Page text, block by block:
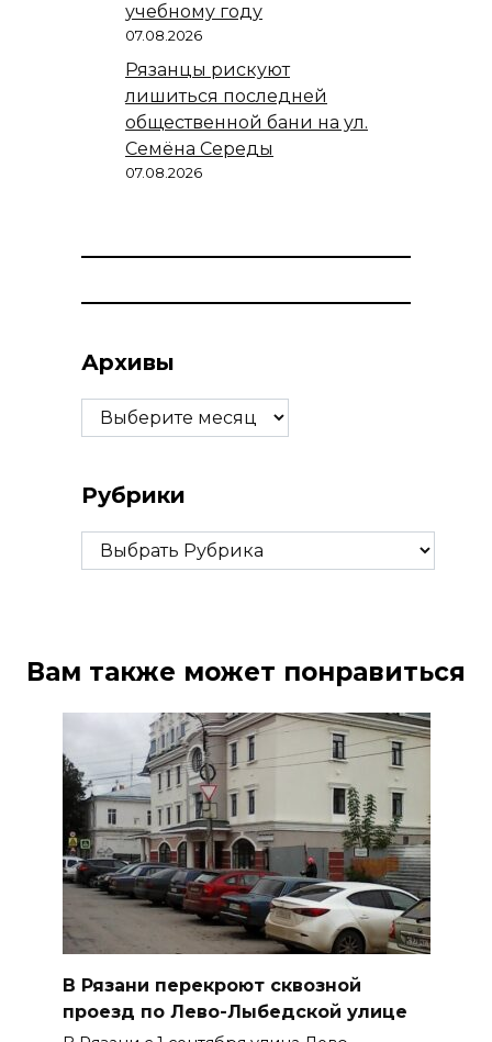
учебному году
07.08.2026
Рязанцы рискуют
лишиться последней
общественной бани на ул.
Семёна Середы
07.08.2026
Архивы
Архивы
Рубрики
Рубрики
Вам также может понравиться
В Рязани перекроют сквозной
проезд по Лево-Лыбедской улице